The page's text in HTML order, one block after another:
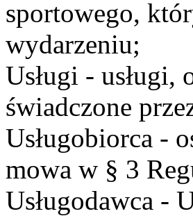
sportowego,
wydarzeniu;
Usługi -
świadczone
Usługobiorca -
mowa w § 3
Usługodawca -